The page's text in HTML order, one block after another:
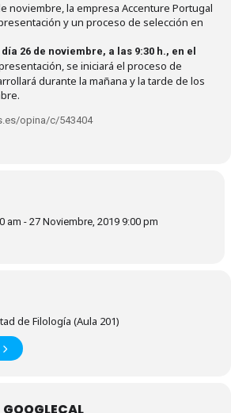
noviembre, la empresa Accenture Portugal
y un proceso de selección en
26 de noviembre, a las 9:30 h., en el
se iniciará el proceso de
durante la mañana y la tarde de los
opina/c/543404
am - 27 Noviembre, 2019 9:00 pm
de Filología (Aula 201)